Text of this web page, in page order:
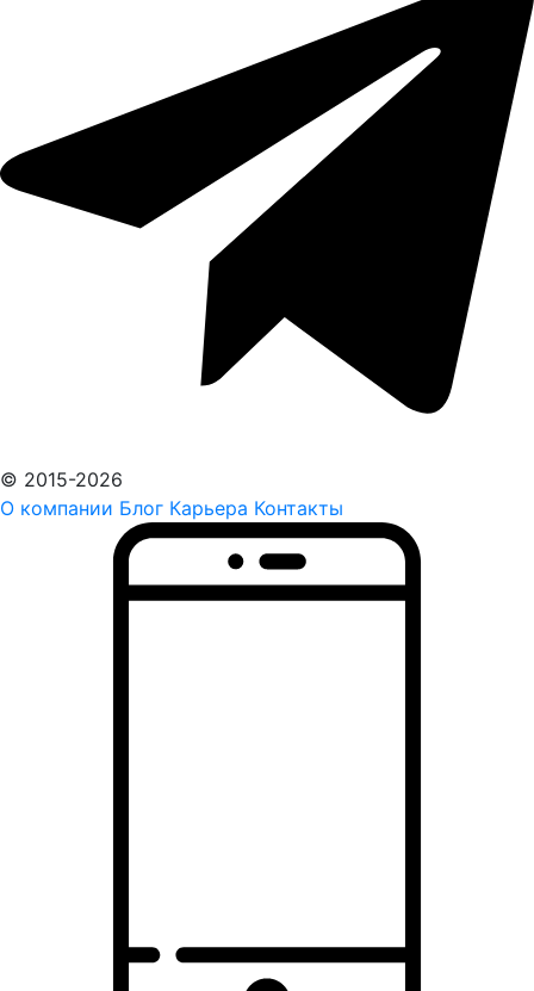
© 2015-2026
О компании Блог Карьера Контакты